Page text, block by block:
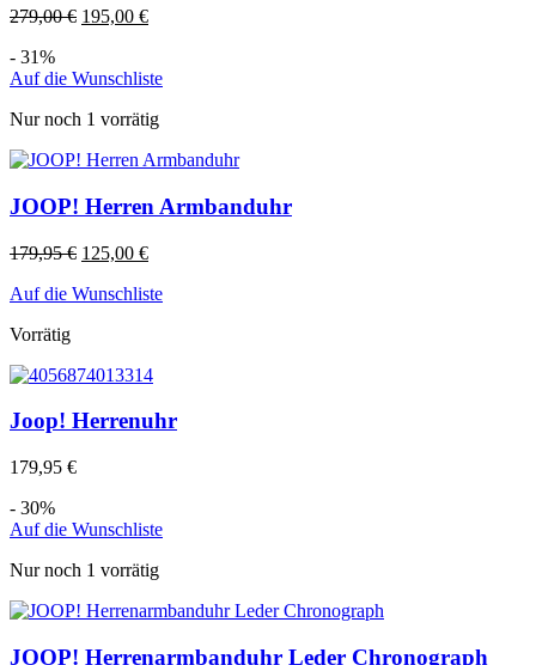
279,00€ 195,00 €
- 31%
Auf die Wunschliste
Nur noch 1 vorrätig
JOOP! Herren Armbanduhr
179,95€ 125,00 €
Auf die Wunschliste
Vorrätig
Joop! Herrenuhr
179,95 €
- 30%
Auf die Wunschliste
Nur noch 1 vorrätig
JOOP! Herrenarmbanduhr Leder Chronograph